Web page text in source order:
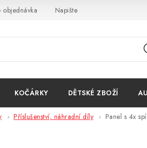
objednávka Napište nám
KOČÁRKY DĚTSKÉ ZBOŽÍ
Příslušenství, náhradní díly Panel s 4x